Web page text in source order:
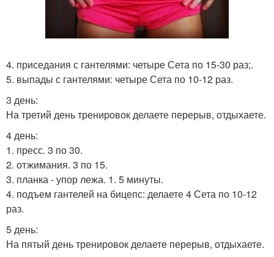
4. приседания с гантелями: четыре Сета по 15-30 раз;.
5. выпады с гантелями: четыре Сета по 10-12 раз.
3 день:
На третий день тренировок делаете перерыв, отдыхаете.
4 день:
1. пресс. 3 по 30.
2. отжимания. 3 по 15.
3. планка - упор лежа. 1. 5 минуты.
4. подъем гантелей на бицепс: делаете 4 Сета по 10-12
раз.
5 день:
На пятый день тренировок делаете перерыв, отдыхаете.